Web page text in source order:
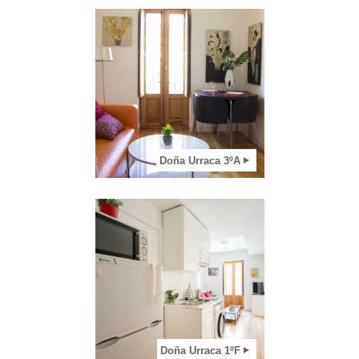
Doña Urraca 3ºA
2
Voir appartement
Doña Urraca 1ºF
Voir appartement